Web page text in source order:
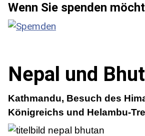
Wenn Sie spenden
Nepal und
Kathmandu, Besuch des
Königreichs und Helambu-